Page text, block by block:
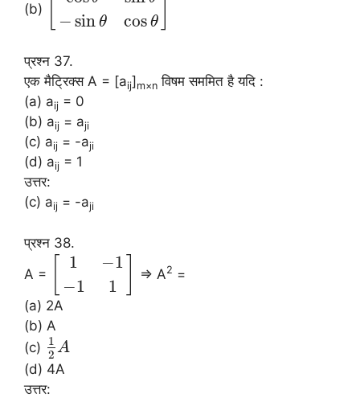
(b)
− sin θ cos θ
प्रश्न 37.
एक मैट्रिक्स A = [aij] m×n विषम सममित है यदि :
(a) aij = 0
(b) aij = aji
(c) aij = -aji
(d) aij = 1
उत्तर:
(c) aij = -aji
प्रश्न 38.
A =
1
−1
−1
1
⇒ A2 =
(a) 2A
(b) A
(c)
1
2 A
(d) 4A
उत्तर: